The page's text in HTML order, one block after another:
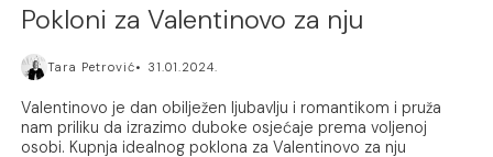
Pokloni za Valentinovo za nju
Tara Petrović 31.01.2024.
Valentinovo je dan obilježen ljubavlju i romantikom i pruža
nam priliku da izrazimo duboke osjećaje prema voljenoj
osobi. Kupnja idealnog poklona za Valentinovo za nju